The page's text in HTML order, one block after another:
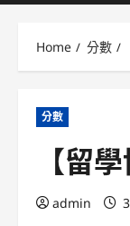
Home 分數
分數
【留
admin